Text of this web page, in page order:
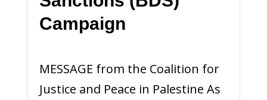
Campaign
MESSAGE from the Coalition for
Justice and Peace in Palestine As